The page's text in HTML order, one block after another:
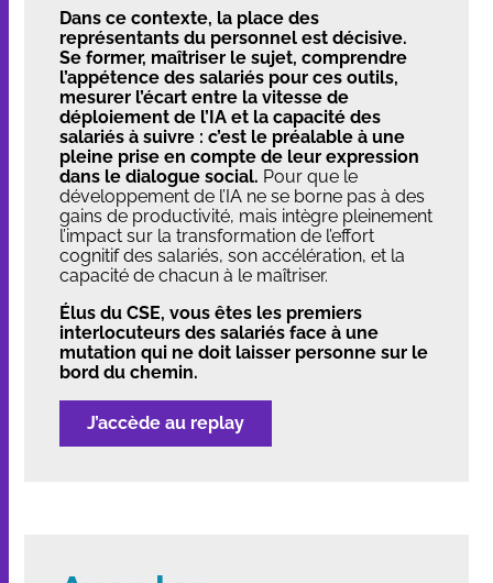
Dans ce contexte, la place des
représentants du personnel est décisive.
Se former, maîtriser le sujet, comprendre
l’appétence des salariés pour ces outils,
mesurer l’écart entre la vitesse de
déploiement de l’IA et la capacité des
salariés à suivre : c’est le préalable à une
pleine prise en compte de leur expression
dans le dialogue social. Pour que le
développement de l’IA ne se borne pas à des
gains de productivité, mais intègre pleinement
l’impact sur la transformation de l’effort
cognitif des salariés, son accélération, et la
capacité de chacun à le maîtriser.
Élus du CSE, vous êtes les premiers
interlocuteurs des salariés face à une
mutation qui ne doit laisser personne sur le
bord du chemin.
J’accède au replay